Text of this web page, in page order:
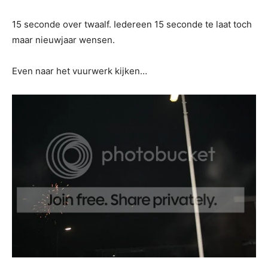
15 seconde over twaalf. Iedereen 15 seconde te laat toch
maar nieuwjaar wensen.
Even naar het vuurwerk kijken…